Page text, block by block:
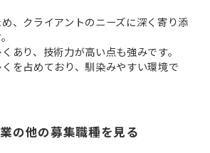
、クライアントのニーズに深く寄り添
あり、技術力が高い点も強みです。
を占めており、馴染みやすい環境で
の他の募集職種を見る